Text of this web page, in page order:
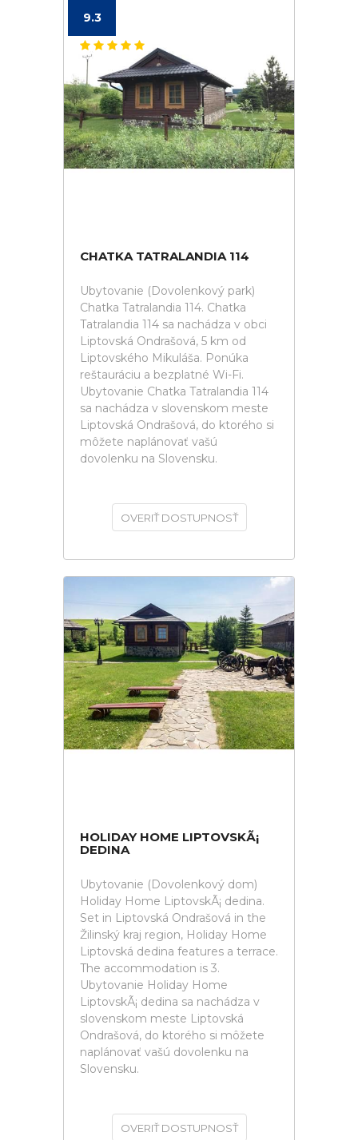
9.3
CHATKA TATRALANDIA 114
Ubytovanie (Dovolenkový park)
Chatka Tatralandia 114. Chatka
Tatralandia 114 sa nachádza v obci
Liptovská Ondrašová, 5 km od
Liptovského Mikuláša. Ponúka
reštauráciu a bezplatné Wi-Fi.
Ubytovanie Chatka Tatralandia 114
sa nachádza v slovenskom meste
Liptovská Ondrašová, do ktorého si
môžete naplánovať vašú
dovolenku na Slovensku.
OVERIŤ DOSTUPNOSŤ
HOLIDAY HOME LIPTOVSKÃ¡
DEDINA
Ubytovanie (Dovolenkový dom)
Holiday Home LiptovskÃ¡ dedina.
Set in Liptovská Ondrašová in the
Žilinský kraj region, Holiday Home
Liptovská dedina features a terrace.
The accommodation is 3.
Ubytovanie Holiday Home
LiptovskÃ¡ dedina sa nachádza v
slovenskom meste Liptovská
Ondrašová, do ktorého si môžete
naplánovať vašú dovolenku na
Slovensku.
OVERIŤ DOSTUPNOSŤ